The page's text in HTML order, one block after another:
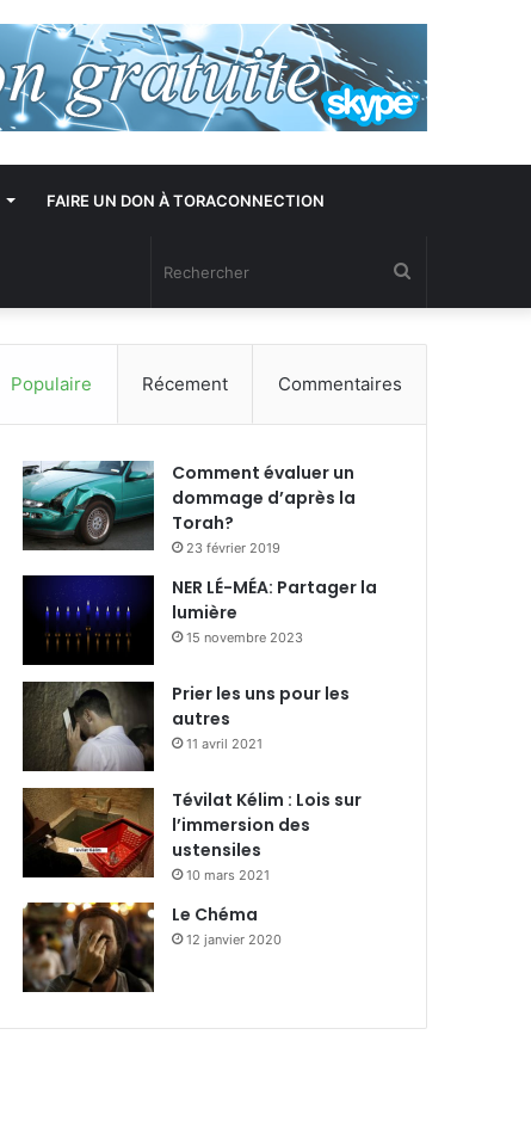
FAIRE UN DON À TORACONNECTION
Populaire Récement Commentaires
Comment évaluer un
dommage d’après la
Torah?
23 février 2019
NER LÉ-MÉA: Partager la
lumière
15 novembre 2023
Prier les uns pour les
autres
11 avril 2021
Tévilat Kélim : Lois sur
l’immersion des
ustensiles
10 mars 2021
Le Chéma
12 janvier 2020